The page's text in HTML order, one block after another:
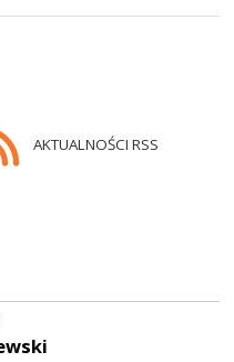
AKTUALNOŚCI RSS